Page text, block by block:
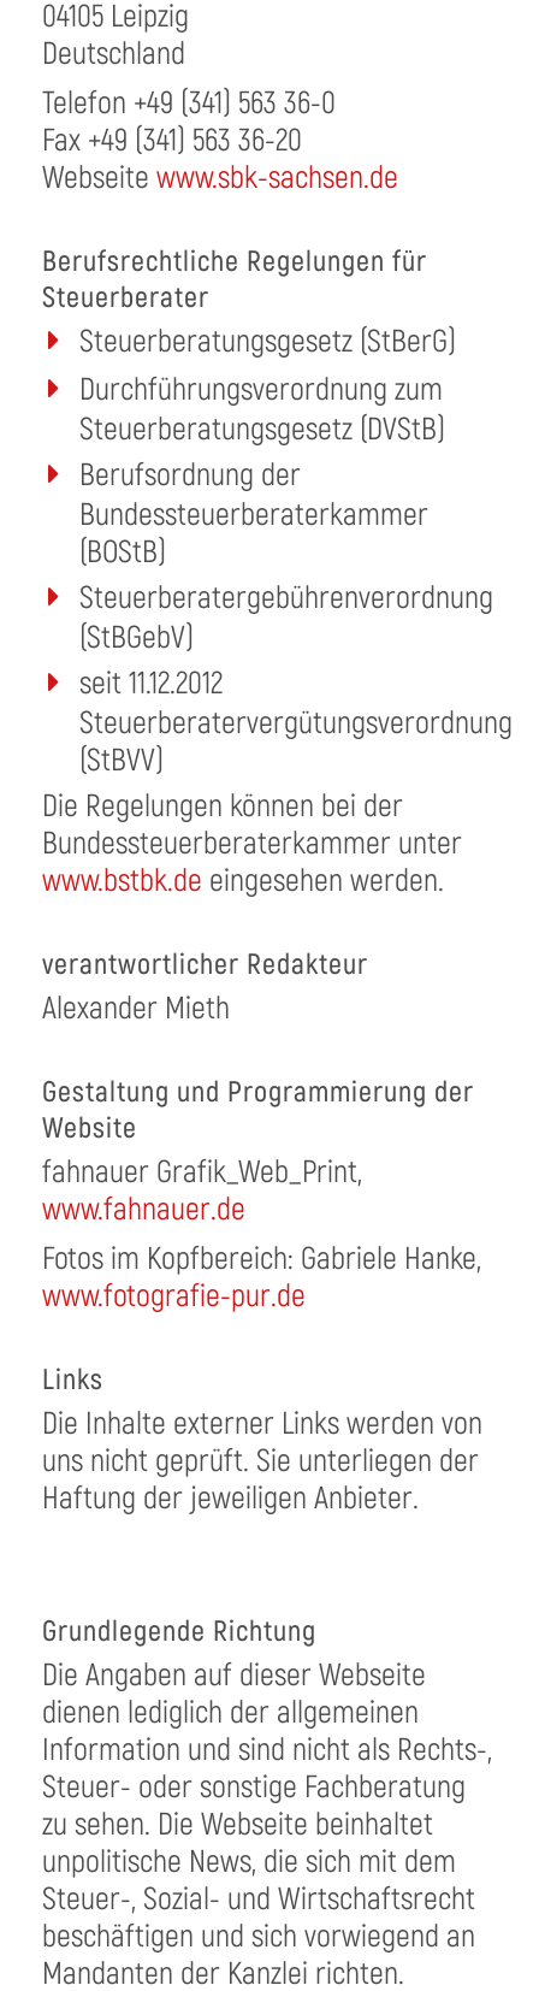
04105 Leipzig
Deutschland
Telefon +49 (341) 563 36-0
Fax +49 (341) 563 36-20
Webseite www.sbk-sachsen.de
Berufsrechtliche Regelungen für
Steuerberater
Steuerberatungsgesetz (StBerG)
Durchführungsverordnung zum
Steuerberatungsgesetz (DVStB)
Berufsordnung der
Bundessteuerberaterkammer
(BOStB)
Steuerberatergebührenverordnung
(StBGebV)
seit 11.12.2012
Steuerberatervergütungsverordnung
(StBVV)
Die Regelungen können bei der
Bundessteuerberaterkammer unter
www.bstbk.de eingesehen werden.
verantwortlicher Redakteur
Alexander Mieth
Gestaltung und Programmierung der
Website
fahnauer Grafik_Web_Print,
www.fahnauer.de
Fotos im Kopfbereich: Gabriele Hanke,
www.fotografie-pur.de
Links
Die Inhalte externer Links werden von
uns nicht geprüft. Sie unterliegen der
Haftung der jeweiligen Anbieter.
Grundlegende Richtung
Die Angaben auf dieser Webseite
dienen lediglich der allgemeinen
Information und sind nicht als Rechts-,
Steuer- oder sonstige Fachberatung
zu sehen. Die Webseite beinhaltet
unpolitische News, die sich mit dem
Steuer-, Sozial- und Wirtschaftsrecht
beschäftigen und sich vorwiegend an
Mandanten der Kanzlei richten.